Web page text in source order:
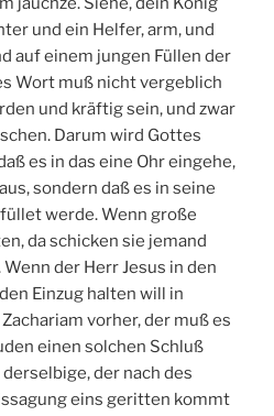
und ein Helfer, arm, und
auf einem jungen Füllen der
Wort muß nicht vergeblich
und kräftig sein, und zwar
Darum wird Gottes
es in das eine Ohr eingehe,
sondern daß es in seine
werde. Wenn große
da schicken sie jemand
der Herr Jesus in den
Einzug halten will in
vorher, der muß es
einen solchen Schluß
der nach des
eins geritten kommt